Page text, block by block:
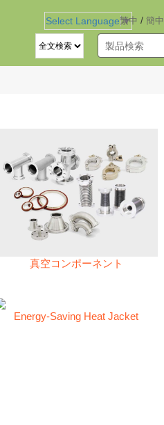
繁中 / 簡中
Select Language ▼
真空コンポーネント
Energy-Saving Heat Jacket